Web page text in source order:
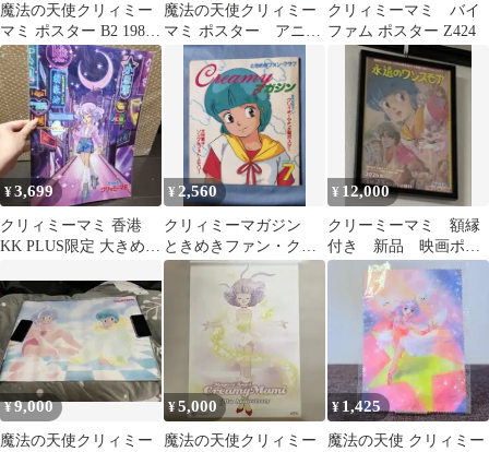
魔法の天使クリィミー
マミ ポスター B2 1980
年代 伊藤和典 高田明美
②
魔法の天使クリィミー
マミ ポスター アニメ
ディア 付録 レア
クリィミーマミ バイ
ファム ポスター Z424
¥3,699
クリィミーマミ 香港
KK PLUS限定 大きめポ
¥ 2,560
クリィミーマガジン
ときめきファン・クラ
ブ 魔法の天使クリィ
ミーマミ
¥ 12,000
クリーミーマミ 額縁
付き 新品 映画ポス
ター
¥9,000
魔法の天使クリィミー
¥5,000
魔法の天使クリィミー
¥ 1,425
魔法の天使 クリィミー